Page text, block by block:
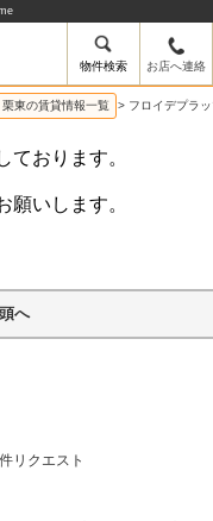
物件検索 お店へ連絡
栗東の賃貸情報一覧 > フロイデプラ
ております。
願いします。
へ
リクエスト